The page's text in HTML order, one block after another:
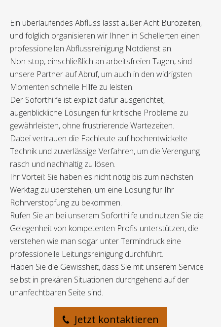
Ein überlaufendes Abfluss lässt außer Acht Bürozeiten,
und folglich organisieren wir Ihnen in Schellerten einen
professionellen Abflussreinigung Notdienst an.
Non-stop, einschließlich an arbeitsfreien Tagen, sind
unsere Partner auf Abruf, um auch in den widrigsten
Momenten schnelle Hilfe zu leisten.
Der Soforthilfe ist explizit dafür ausgerichtet,
augenblickliche Lösungen für kritische Probleme zu
gewährleisten, ohne frustrierende Wartezeiten.
Dabei vertrauen die Fachleute auf hochentwickelte
Technik und zuverlässige Verfahren, um die Verengung
rasch und nachhaltig zu lösen.
Ihr Vorteil: Sie haben es nicht nötig bis zum nächsten
Werktag zu überstehen, um eine Lösung für Ihr
Rohrverstopfung zu bekommen.
Rufen Sie an bei unserem Soforthilfe und nutzen Sie die
Gelegenheit von kompetenten Profis unterstützen, die
verstehen wie man sogar unter Termindruck eine
professionelle Leitungsreinigung durchführt.
Haben Sie die Gewissheit, dass Sie mit unserem Service
selbst in prekären Situationen durchgehend auf der
unanfechtbaren Seite sind.
Jetzt kontaktieren